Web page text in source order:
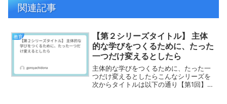
関連記事
教育
【第２シリーズタイトル】 主体
的な学びをつくるために、たった
一つだけ変えるとしたら
主体的な学びをつくるために、たった一
つだけ変えるとしたらこんなシリーズを
次からタイトルは以下の通り【第1回】主